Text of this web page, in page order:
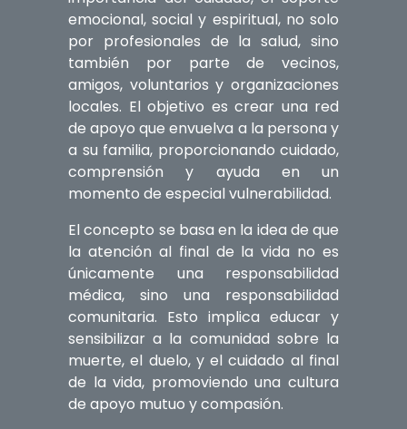
emocional, social y espiritual, no solo
por profesionales de la salud, sino
también por parte de vecinos,
amigos, voluntarios y organizaciones
locales. El objetivo es crear una red
de apoyo que envuelva a la persona y
a su familia, proporcionando cuidado,
comprensión y ayuda en un
momento de especial vulnerabilidad.
El concepto se basa en la idea de que
la atención al final de la vida no es
únicamente una responsabilidad
médica, sino una responsabilidad
comunitaria. Esto implica educar y
sensibilizar a la comunidad sobre la
muerte, el duelo, y el cuidado al final
de la vida, promoviendo una cultura
de apoyo mutuo y compasión.